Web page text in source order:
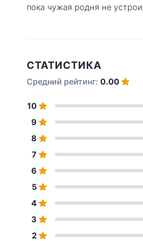
пока чужая родня не
СТАТИСТИКА
Средний рейтинг: 0.00
10
9
8
7
6
5
4
3
2